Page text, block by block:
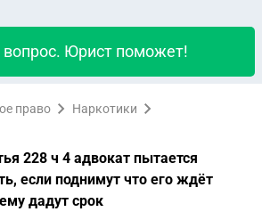
вопрос. Юрист поможет!
право Наркотики
228 ч 4 адвокат пытается
если поднимут что его ждёт
дадут срок